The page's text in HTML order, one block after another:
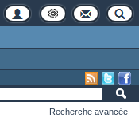
Recherche avancée